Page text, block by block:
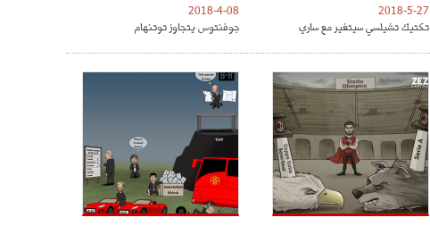
2018-5-27
تكتيك تشيلسي سيتغير مع ساري
2018-4-08
جوفنتوس يتجاوز توتنهام